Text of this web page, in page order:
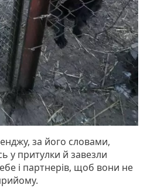
за його словами,
у притулки й завезли
і партнерів, щоб вони не